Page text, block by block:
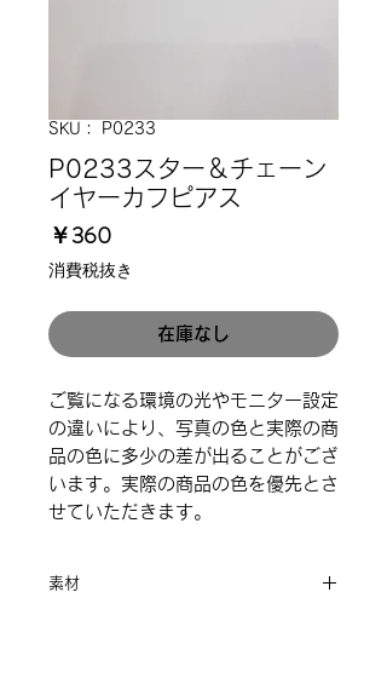
SKU： P0233
P0233スター＆チェーン
イヤーカフピアス
￥360価
格
消費税抜き
在庫なし
ご覧になる環境の光やモニター設定
の違いにより、写真の色と実際の商
品の色に多少の差が出ることがござ
います。実際の商品の色を優先とさ
せていただきます。
素材